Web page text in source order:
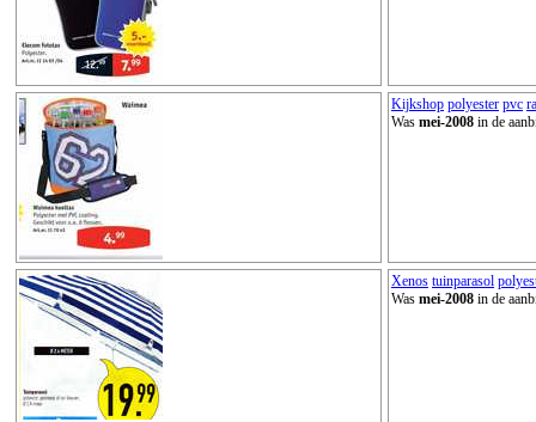
Kijkshop polyester pvc
Was mei-2008 in de
Xenos tuinparasol
Was mei-2008 in de